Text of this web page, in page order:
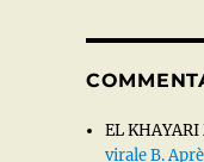
EL
virale B.